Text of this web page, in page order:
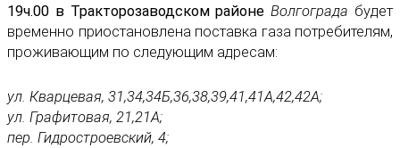
19ч.00 в Тракторозаводском районе Волгограда будет
временно приостановлена поставка газа потребителям,
проживающим по следующим адресам:
ул. Кварцевая, 31,34,34Б,36,38,39,41,41А,42,42А;
ул. Графитовая, 21,21А;
пер. Гидростроевский, 4;